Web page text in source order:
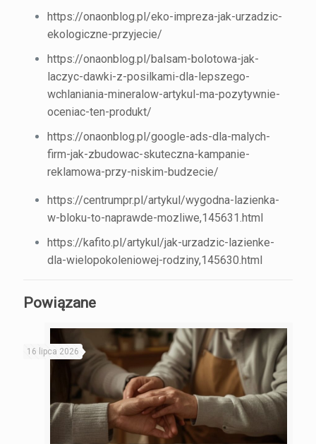
https://onaonblog.pl/eko-impreza-jak-urzadzic-
ekologiczne-przyjecie/
https://onaonblog.pl/balsam-bolotowa-jak-
laczyc-dawki-z-posilkami-dla-lepszego-
wchlaniania-mineralow-artykul-ma-pozytywnie-
oceniac-ten-produkt/
https://onaonblog.pl/google-ads-dla-malych-
firm-jak-zbudowac-skuteczna-kampanie-
reklamowa-przy-niskim-budzecie/
https://centrumpr.pl/artykul/wygodna-lazienka-
w-bloku-to-naprawde-mozliwe,145631.html
https://kafito.pl/artykul/jak-urzadzic-lazienke-
dla-wielopokoleniowej-rodziny,145630.html
Powiązane
16 lipca 2026